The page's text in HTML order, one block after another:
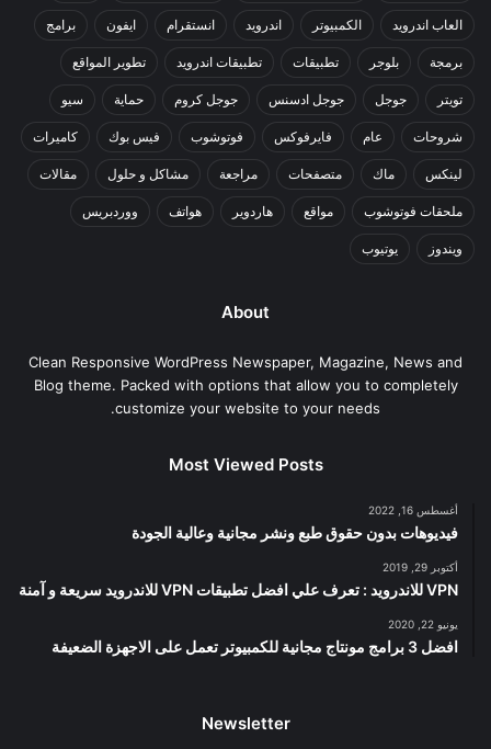
العاب اندرويد الكمبيوتر اندرويد انستقرام ايفون برامج
برمجة بلوجر تطبيقات تطبيقات اندرويد تطوير المواقع
تويتر جوجل جوجل ادسنس جوجل كروم حماية سيو
شروحات عام فايرفوكس فوتوشوب فيس بوك كاميرات
لينكس ماك متصفحات مراجعة مشاكل و حلول مقالات
ملحقات فوتوشوب مواقع هاردوير هواتف ووردبريس
ويندوز يوتيوب
About
Clean Responsive WordPress Newspaper, Magazine, News and
Blog theme. Packed with options that allow you to completely
customize your website to your needs.
Most Viewed Posts
أغسطس 16, 2022
فيديوهات بدون حقوق طبع ونشر مجانية وعالية الجودة
أكتوبر 29, 2019
VPN للاندرويد : تعرف علي افضل تطبيقات VPN للاندرويد سريعة و آمنة
يونيو 22, 2020
افضل 3 برامج مونتاج مجانية للكمبيوتر تعمل على الاجهزة الضعيفة
Newsletter